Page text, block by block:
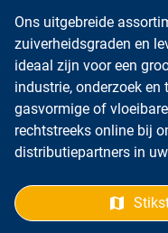
Ons uitgebreide
zuiverheidsgraden en
ideaal zijn voor een
industrie, onderzoek
gasvormige of
rechtstreeks online bij
distributiepartners in